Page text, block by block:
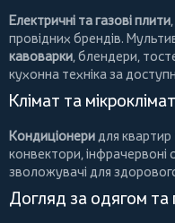
Електричні та газові плити
провідних брендів.
кавоварки,блендери,
кухонна техніка за
Клімат та мікроклімат
Кондиціонеридля квартир
конвектори,інфрачервоні
зволожувачі для
Догляд за одягом та